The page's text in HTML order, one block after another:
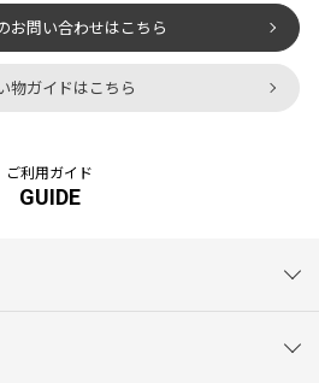
お問い合わせはこちら
物ガイドはこちら
ご利用ガイド
GUIDE